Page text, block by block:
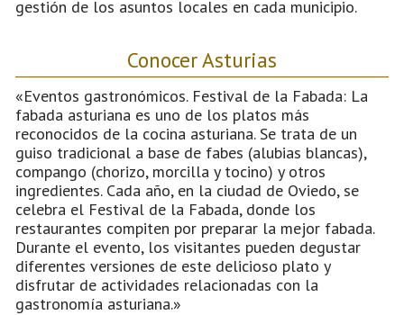
gestión de los asuntos locales en cada municipio.
Conocer Asturias
«Eventos gastronómicos. Festival de la Fabada: La
fabada asturiana es uno de los platos más
reconocidos de la cocina asturiana. Se trata de un
guiso tradicional a base de fabes (alubias blancas),
compango (chorizo, morcilla y tocino) y otros
ingredientes. Cada año, en la ciudad de Oviedo, se
celebra el Festival de la Fabada, donde los
restaurantes compiten por preparar la mejor fabada.
Durante el evento, los visitantes pueden degustar
diferentes versiones de este delicioso plato y
disfrutar de actividades relacionadas con la
gastronomía asturiana.»